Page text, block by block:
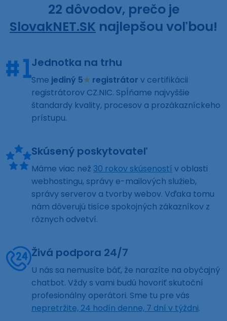
22 dôvodov, prečo je
SlovakNET.SK najlepšou voľbou!
Jednotka na trhu
Sme jediný 5★ registrátor v certifikácii
registrátorov CZ.NIC. Spĺňame najvyššie
štandardy kvality, procesov a prozákazníckeho
prístupu.
Skúsený poskytovateľ
Máme viac než 30 rokov skúseností v oblasti
webhostingu, správy e-mailových služieb,
správy serverov a tvorby webov. Vďaka tomu
nám dôverujú tisíce spokojných zákazníkov z
rôznych odvetví.
Živá podpora 24/7
U nás sa nemusíte báť, že narazíte na obyčajný
chatbot. Vždy s vami budú hovoriť skutoční
profesionálny operátori. Sme tu pre vás
nepretržite, 24 hodín denne, 7 dní v týždni.